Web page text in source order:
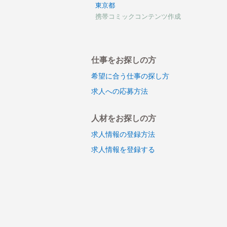
東京都
携帯コミックコンテンツ作成
仕事をお探しの方
希望に合う仕事の探し方
求人への応募方法
人材をお探しの方
求人情報の登録方法
求人情報を登録する